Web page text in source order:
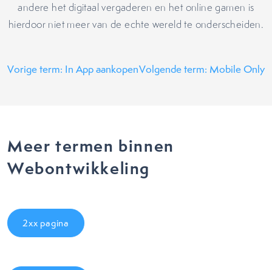
andere het digitaal vergaderen en het online gamen is
hierdoor niet meer van de echte wereld te onderscheiden.
Vorige term: In App aankopenVolgende term: Mobile Only
Meer termen binnen
Webontwikkeling
2xx pagina